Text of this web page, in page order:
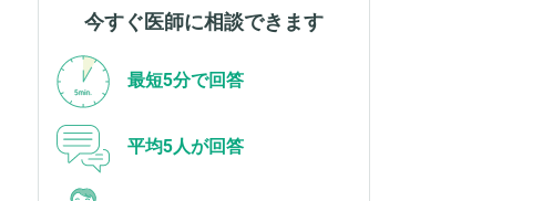
今すぐ医師に相談できます
最短5分で回答
平均5人が回答